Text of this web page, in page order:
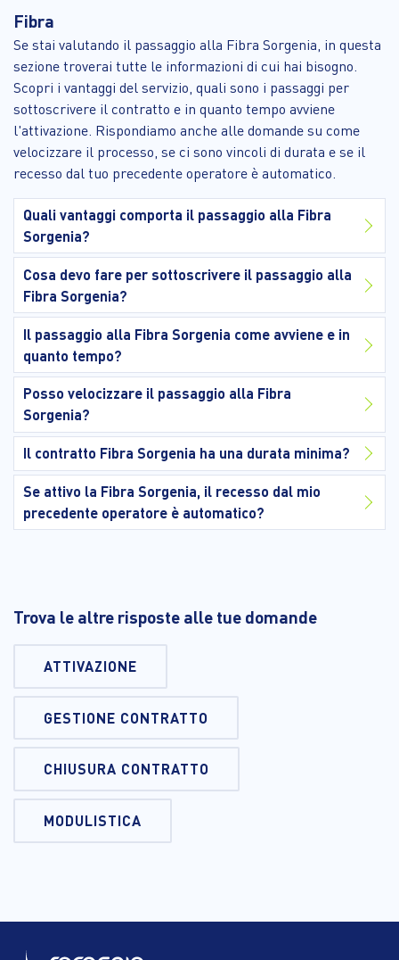
Fibra
Se stai valutando il passaggio alla Fibra Sorgenia, in questa
sezione troverai tutte le informazioni di cui hai bisogno.
Scopri i vantaggi del servizio, quali sono i passaggi per
sottoscrivere il contratto e in quanto tempo avviene
l'attivazione. Rispondiamo anche alle domande su come
velocizzare il processo, se ci sono vincoli di durata e se il
recesso dal tuo precedente operatore è automatico.
Quali vantaggi comporta il passaggio alla Fibra
Sorgenia?
Cosa devo fare per sottoscrivere il passaggio alla
Fibra Sorgenia?
Il passaggio alla Fibra Sorgenia come avviene e in
quanto tempo?
Posso velocizzare il passaggio alla Fibra
Sorgenia?
Il contratto Fibra Sorgenia ha una durata minima?
Se attivo la Fibra Sorgenia, il recesso dal mio
precedente operatore è automatico?
Trova le altre risposte alle tue domande
ATTIVAZIONE
GESTIONE CONTRATTO
CHIUSURA CONTRATTO
MODULISTICA